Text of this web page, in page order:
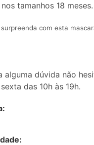
tamanhos 18 meses.
com esta
alguma dúvida não
das 10h às 19h.